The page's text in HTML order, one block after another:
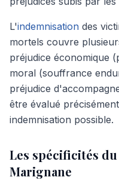
L'indemnisation des
mortels couvre
préjudice économique
moral (souffrance
préjudice
être évalué
indemnisation possible.
Les spécificités
Marignane